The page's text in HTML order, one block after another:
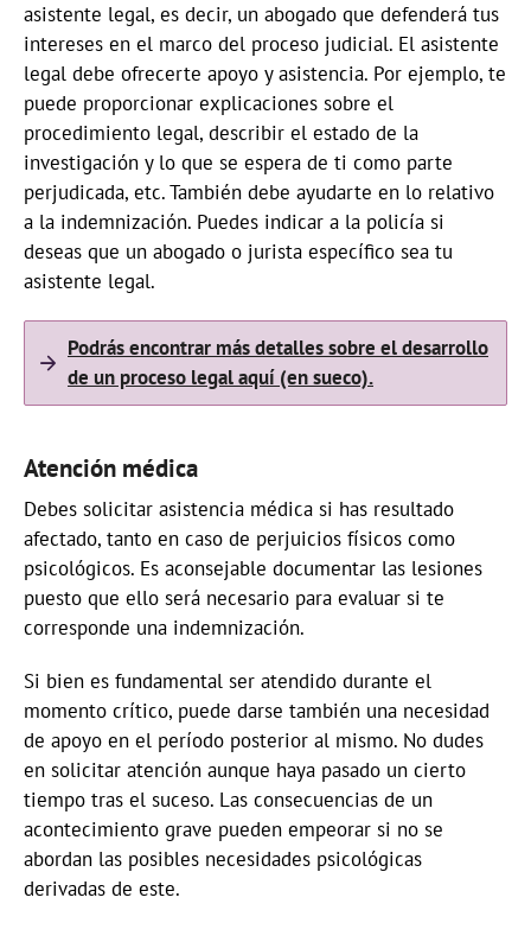
asistente legal, es decir, un abogado que defenderá tus
intereses en el marco del proceso judicial. El asistente
legal debe ofrecerte apoyo y asistencia. Por ejemplo, te
puede proporcionar explicaciones sobre el
procedimiento legal, describir el estado de la
investigación y lo que se espera de ti como parte
perjudicada, etc. También debe ayudarte en lo relativo
a la indemnización. Puedes indicar a la policía si
deseas que un abogado o jurista específico sea tu
asistente legal.
Podrás encontrar más detalles sobre el desarrollo
de un proceso legal aquí (en sueco).
Atención médica
Debes solicitar asistencia médica si has resultado
afectado, tanto en caso de perjuicios físicos como
psicológicos. Es aconsejable documentar las lesiones
puesto que ello será necesario para evaluar si te
corresponde una indemnización.
Si bien es fundamental ser atendido durante el
momento crítico, puede darse también una necesidad
de apoyo en el período posterior al mismo. No dudes
en solicitar atención aunque haya pasado un cierto
tiempo tras el suceso. Las consecuencias de un
acontecimiento grave pueden empeorar si no se
abordan las posibles necesidades psicológicas
derivadas de este.